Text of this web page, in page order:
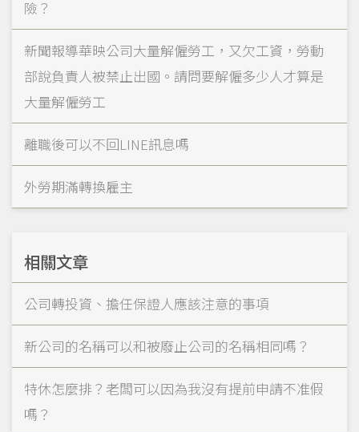
險？
新聞報導華映公司大量解僱勞工，又欠工資，勞動
部說負責人被禁止出國。請問要解僱多少人才算是
大量解僱勞工
離職後可以不回LINE訊息嗎
外勞期滿轉換雇主
相關文章
公司轉投資、擔任保證人應該注意的事項
新公司的名稱可以和被廢止公司的名稱相同嗎？
特休怎麼排？老闆可以因為我沒有提前申請不准假
嗎？